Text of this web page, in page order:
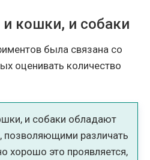
кошки, и собаки
была связана со
оценивать количество
и собаки обладают
различать
хорошо это проявляется,